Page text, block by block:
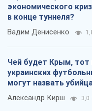
экономического
в конце туннеля?
Вадим Денисенко
Чей будет Крым, тот
украинских
могут назвать
Александр Кирш 3,0